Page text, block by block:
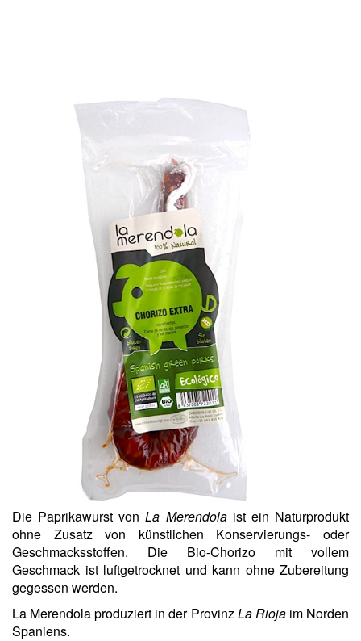
Die Paprikawurst vonLa Merendolaist ein Naturprodukt
ohne Zusatz von künstlichen Konservierungs- oder
Geschmacksstoffen. Die Bio-Chorizo mit vollem
Geschmack ist luftgetrocknet und kann ohne Zubereitung
gegessen werden.
La Merendola produziert in der ProvinzLa Riojaim Norden
Spaniens.